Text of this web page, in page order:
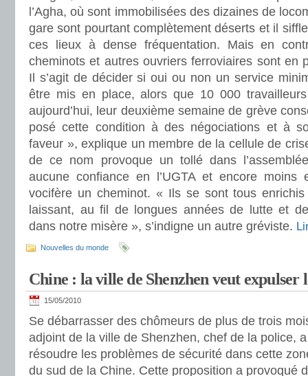
l’Agha, où sont immobilisées des dizaines de
gare sont pourtant complètement déserts et il
ces lieux à dense fréquentation. Mais en
cheminots et autres ouvriers ferroviaires sont en
Il s’agit de décider si oui ou non un service
être mis en place, alors que 10 000
aujourd’hui, leur deuxième semaine de grève
posé cette condition à des négociations et à
faveur », explique un membre de la cellule de
de ce nom provoque un tollé dans
aucune confiance en l’UGTA et encore
vocifère un cheminot. « Ils se sont tous
laissant, au fil de longues années de lutte et
dans notre misère », s’indigne un autre gréviste.
Nouvelles du monde
Chine : la ville de Shenzhen veut expulser
15/05/2010
Se débarrasser des chômeurs de plus de trois
adjoint de la ville de Shenzhen, chef de la police,
résoudre les problèmes de sécurité dans cette
du sud de la Chine. Cette proposition a provoqué